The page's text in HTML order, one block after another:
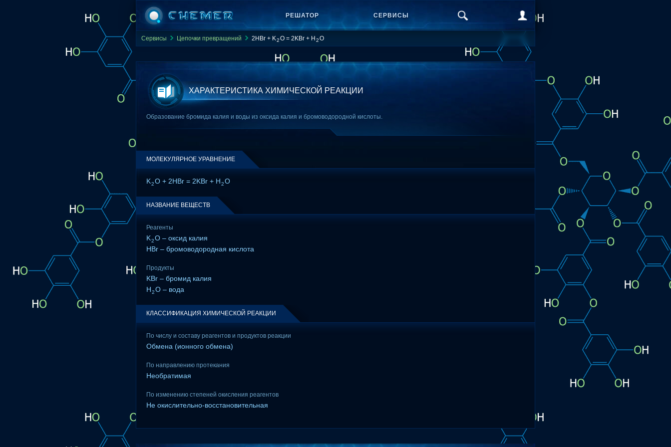
РЕШАТОР СЕРВИСЫ
Сервисы Цепочки превращений 2HBr + K2O = 2KBr + H 2O
ХАРАКТЕРИСТИКА ХИМИЧЕСКОЙ РЕАКЦИИ
Образование бромида калия и воды из оксида калия и бромоводородной кислоты.
МОЛЕКУЛЯРНОЕ УРАВНЕНИЕ
K2O + 2HBr = 2KBr + H2O
НАЗВАНИЕ ВЕЩЕСТВ
Реагенты
K2O – оксид калия
HBr – бромоводородная кислота
Продукты
KBr – бромид калия
H2O – вода
КЛАССИФИКАЦИЯ ХИМИЧЕСКОЙ РЕАКЦИИ
По числу и составу реагентов и продуктов реакции
Обмена (ионного обмена)
По направлению протекания
Необратимая
По изменению степеней окисления реагентов
Не окислительно-восстановительная